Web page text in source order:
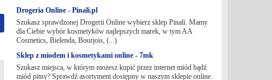
Drogeria Online - Pinali.pl
Szukasz sprawdzonej Drogerii Online wybierz sklep Pinali. Mamy
dla Ciebie wybór kosmetyków najlepszych marek, w tym AA
Cosmetics, Bielenda, Bourjois, (...)
Sklep z miodem i kosmetykami online - 7mk
Szukasz miejsca, w którym możesz kupić przez internet miód bądź
miód pitny? Sprawdź asortyment dostępny w naszym sklepie online.